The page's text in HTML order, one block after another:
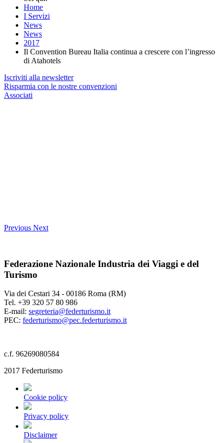
Home
I Servizi
News
News
2017
Il Convention Bureau Italia continua a crescere con l’ingresso
di Atahotels
Iscriviti alla newsletter
Risparmia con le nostre convenzioni
Associati
Previous Next
Federazione Nazionale Industria dei Viaggi e del
Turismo
Via dei Cestari 34 - 00186 Roma (RM)
Tel. +39 320 57 80 986
E-mail: segreteria@federturismo.it
PEC: federturismo@pec.federturismo.it
c.f. 96269080584
2017 Federturismo
Cookie policy
Privacy policy
Disclaimer